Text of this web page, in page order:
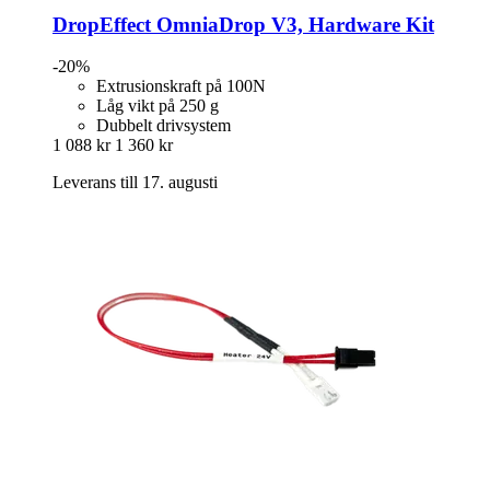
DropEffect OmniaDrop V3, Hardware Kit
-20%
Extrusionskraft på 100N
Låg vikt på 250 g
Dubbelt drivsystem
1 088 kr 1 360 kr
Leverans till 17. augusti